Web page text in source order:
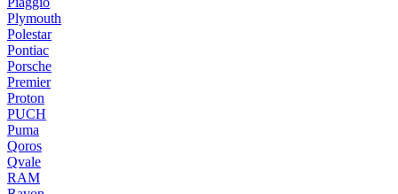
Plymouth
Polestar
Pontiac
Porsche
Premier
Proton
PUCH
Puma
Qoros
Qvale
RAM